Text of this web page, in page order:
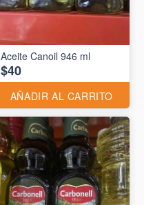
Aceite Canoil 946 ml
$40
AÑADIR AL CARRITO